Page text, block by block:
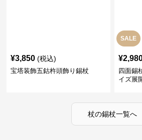
¥3,850 (税込)
宝塔装飾五鈷杵頭飾り錫杖
SALE
¥
四面錫
イズ展
杖の錫杖一覧へ